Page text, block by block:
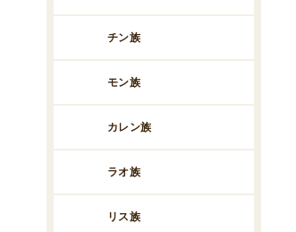
チン族
モン族
カレン族
ラオ族
リス族